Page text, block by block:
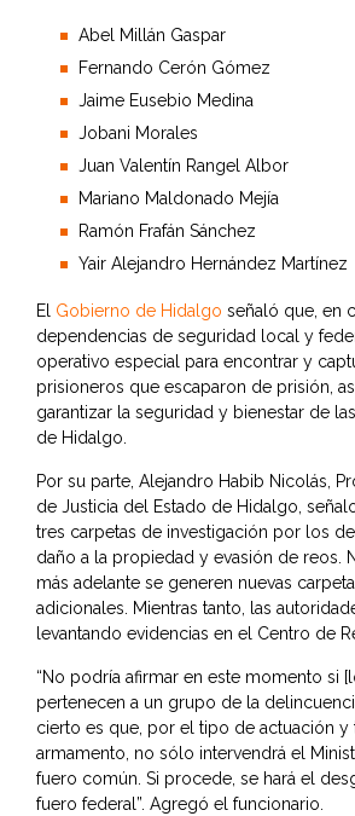
Abel Millán Gaspar
Fernando Cerón Gómez
Jaime Eusebio Medina
Jobani Morales
Juan Valentín Rangel Albor
Mariano Maldonado Mejía
Ramón Frafán Sánchez
Yair Alejandro Hernández Martínez
El Gobierno de Hidalgo señaló que, en
dependencias de seguridad local y
operativo especial para encontrar y
prisioneros que escaparon de prisión,
garantizar la seguridad y bienestar de
de Hidalgo.
Por su parte, Alejandro Habib Nicolás,
de Justicia del Estado de Hidalgo,
tres carpetas de investigación por los
daño a la propiedad y evasión de reos.
más adelante se generen nuevas
adicionales. Mientras tanto, las
levantando evidencias en el Centro de
“No podría afirmar en este momento si
pertenecen a un grupo de la
cierto es que, por el tipo de actuación y
armamento, no sólo intervendrá el
fuero común. Si procede, se hará el
fuero federal”. Agregó el funcionario.